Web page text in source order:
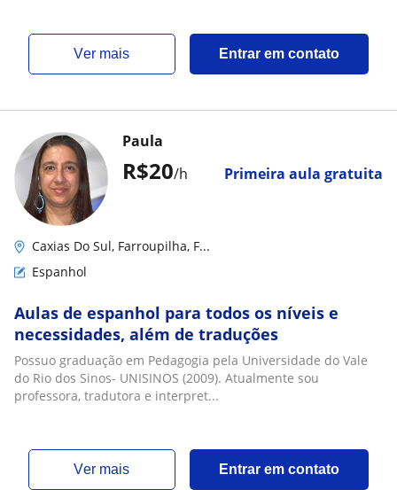
ver mais Entrar em contato
R$20/h Primeira aula gratuita
Paula
Caxias Do Sul, Farroupilha, F...
Espanhol
Aulas de espanhol para todos os níveis e
necessidades, além de traduções
Possuo graduação em Pedagogia pela Universidade do Vale
do Rio dos Sinos- UNISINOS (2009). Atualmente sou
professora, tradutora e interpret...
ver mais Entrar em contato